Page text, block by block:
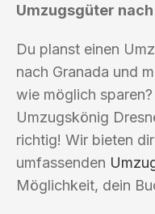
Umzugsgüter
Du planst einen
nach Granada und
wie möglich
Umzugskönig
richtig! Wir bieten
umfassenden
Möglichkeit, dein